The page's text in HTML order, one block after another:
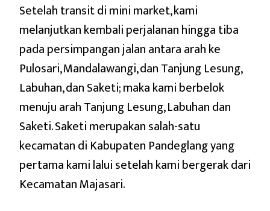
Setelah transit di mini market, kami
melanjutkan kembali perjalanan hingga tiba
pada persimpangan jalan antara arah ke
Pulosari, Mandalawangi, dan Tanjung Lesung,
Labuhan, dan Saketi; maka kami berbelok
menuju arah Tanjung Lesung, Labuhan dan
Saketi. Saketi merupakan salah-satu
kecamatan di Kabupaten Pandeglang yang
pertama kami lalui setelah kami bergerak dari
Kecamatan Majasari.